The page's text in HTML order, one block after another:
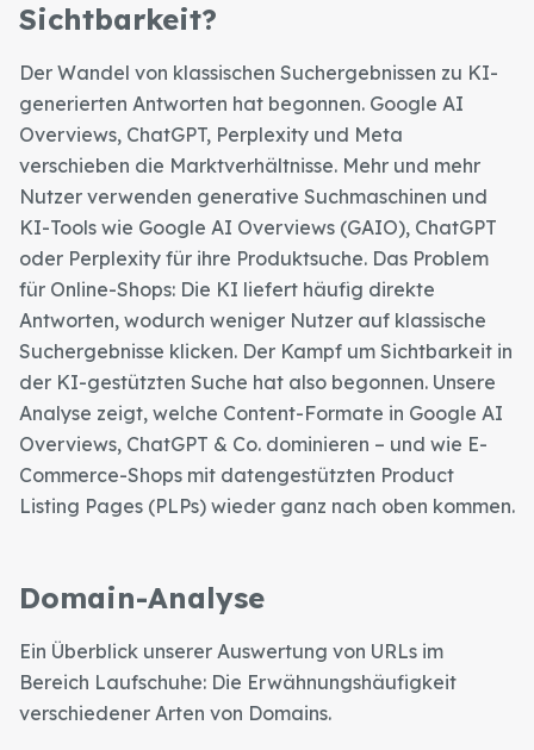
Sichtbarkeit?
Der Wandel von klassischen Suchergebnissen zu KI-
generierten Antworten hat begonnen. Google AI
Overviews, ChatGPT, Perplexity und Meta
verschieben die Marktverhältnisse. Mehr und mehr
Nutzer verwenden generative Suchmaschinen und
KI-Tools wie Google AI Overviews (GAIO), ChatGPT
oder Perplexity für ihre Produktsuche. Das Problem
für Online-Shops: Die KI liefert häufig direkte
Antworten, wodurch weniger Nutzer auf klassische
Suchergebnisse klicken. Der Kampf um Sichtbarkeit in
der KI-gestützten Suche hat also begonnen. Unsere
Analyse zeigt, welche Content-Formate in Google AI
Overviews, ChatGPT & Co. dominieren – und wie E-
Commerce-Shops mit datengestützten Product
Listing Pages (PLPs) wieder ganz nach oben kommen.
Domain-Analyse
Ein Überblick unserer Auswertung von URLs im
Bereich Laufschuhe: Die Erwähnungshäufigkeit
verschiedener Arten von Domains.